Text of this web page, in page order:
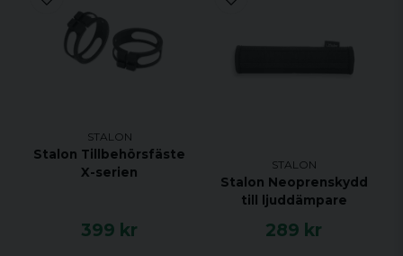
STALON
Stalon Tillbehörsfäste
X-serien
399 kr
STALON
Stalon Neoprenskydd
till ljuddämpare
289 kr